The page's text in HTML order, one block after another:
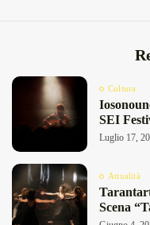
Cultura
SEI
Luglio 17,
Attualità
Scena